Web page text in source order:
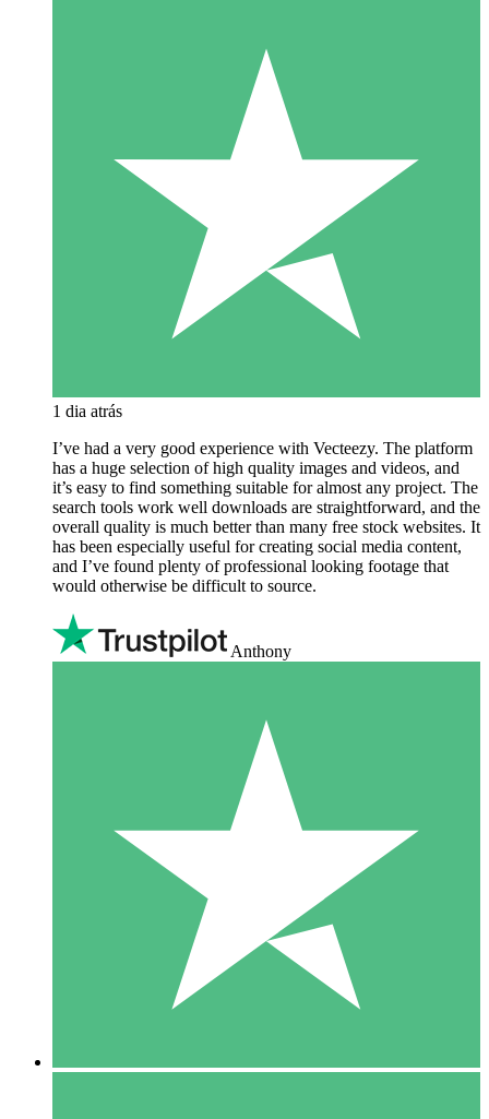
1 dia atrás
I’ve had a very good experience with Vecteezy. The platform
has a huge selection of high quality images and videos, and
it’s easy to find something suitable for almost any project. The
search tools work well downloads are straightforward, and the
overall quality is much better than many free stock websites. It
has been especially useful for creating social media content,
and I’ve found plenty of professional looking footage that
would otherwise be difficult to source.
Anthony